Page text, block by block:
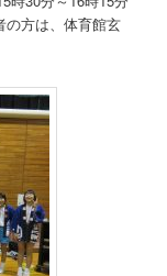
は、体育館玄